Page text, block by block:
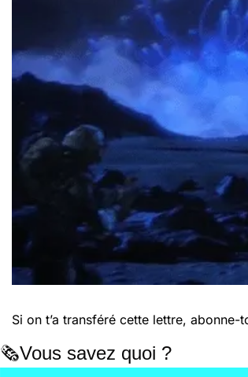
Si on t’a transféré cette lettre, abonne-
🗞️​Vous savez quoi ?